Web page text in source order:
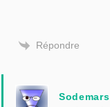
Répondre
Sodemars